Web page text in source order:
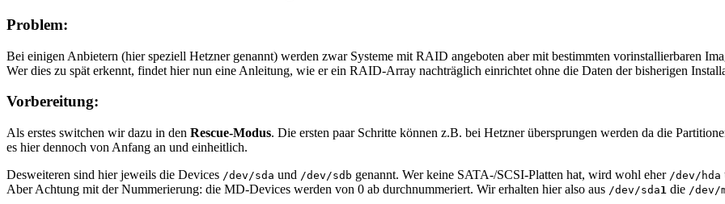
Problem:
Bei einigen Anbietern (hier speziell Hetzner genannt) werden zwar Systeme mit RAID angeboten aber mit bestimmten vorinstallierbaren
Wer dies zu spät erkennt, findet hier nun eine Anleitung, wie er ein RAID-Array nachträglich einrichtet ohne die Daten der bisherigen
Vorbereitung:
Als erstes switchen wir dazu in den Rescue-Modus. Die ersten paar Schritte können z.B. bei Hetzner übersprungen werden da die
es hier dennoch von Anfang an und einheitlich.
Desweiteren sind hier jeweils die Devices /dev/sda und /dev/sdb genannt. Wer keine SATA-/SCSI-Platten hat, wird wohl eher /dev/hda
Aber Achtung mit der Nummerierung: die MD-Devices werden von 0 ab durchnummeriert. Wir erhalten hier also aus /dev/sda1 die /dev/